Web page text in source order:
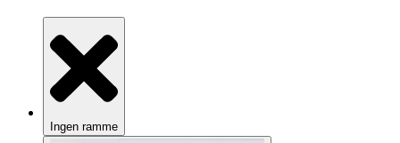
Ingen ramme